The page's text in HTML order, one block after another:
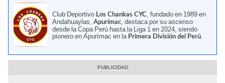
Club Deportivo Los Chankas CYC , fundado en 1989 en
Andahuaylas,Apurímac , destaca por su ascenso
desde la Copa Perú hasta la Liga 1 en 2024, siendo
pionero en Apurímac en la Primera División del Perú